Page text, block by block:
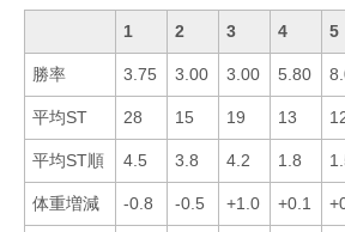
1 2 3 4 5
勝率 3.75 3.00 3.00 5.80
平均ST 28 15 19 13
平均ST順 4.5 3.8 4.2 1.8
体重増減 -0.8 -0.5 +1.0 +0.1